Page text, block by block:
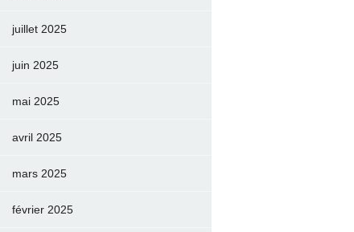
juillet 2025
juin 2025
mai 2025
avril 2025
mars 2025
février 2025